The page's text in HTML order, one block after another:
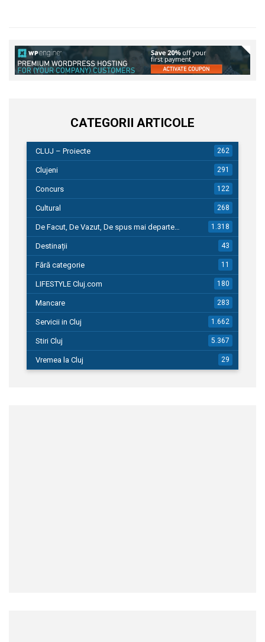
CATEGORII ARTICOLE
CLUJ – Proiecte 262
Clujeni 291
Concurs 122
Cultural 268
De Facut, De Vazut, De spus mai departe… 1.318
Destinații 43
Fără categorie 11
LIFESTYLE Cluj.com 180
Mancare 283
Servicii in Cluj 1.662
Stiri Cluj 5.367
Vremea la Cluj 29